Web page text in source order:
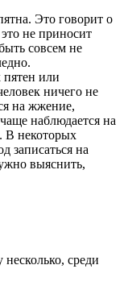
Это говорит о
не приносит
совсем не
или
ничего не
на жжение,
наблюдается на
В некоторых
записаться на
выяснить,
среди